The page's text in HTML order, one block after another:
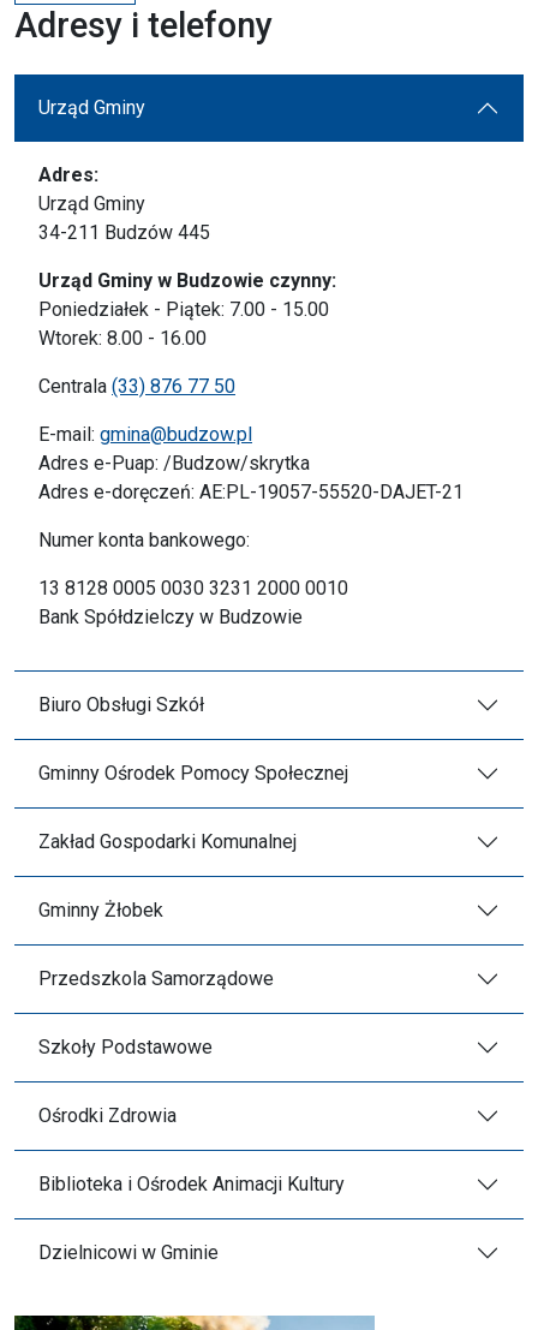
Adresy i telefony
Urząd Gminy
Adres:
Urząd Gminy
34-211 Budzów 445
Urząd Gminy w Budzowie czynny:
Poniedziałek - Piątek: 7.00 - 15.00
Wtorek: 8.00 - 16.00
Centrala (33) 876 77 50
E-mail: gmina@budzow.pl
Adres e-Puap: /Budzow/skrytka
Adres e-doręczeń: AE:PL-19057-55520-DAJET-21
Numer konta bankowego:
13 8128 0005 0030 3231 2000 0010
Bank Spółdzielczy w Budzowie
Biuro Obsługi Szkół
Gminny Ośrodek Pomocy Społecznej
Zakład Gospodarki Komunalnej
Gminny Żłobek
Przedszkola Samorządowe
Szkoły Podstawowe
Ośrodki Zdrowia
Biblioteka i Ośrodek Animacji Kultury
Dzielnicowi w Gminie